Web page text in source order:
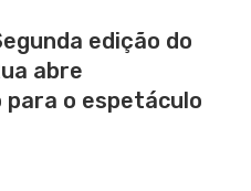
edição do
abre
o espetáculo